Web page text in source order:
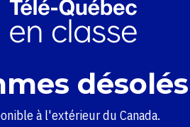
désolés
à l'extérieur du Canada.